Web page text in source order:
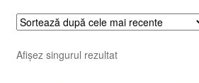
Afișez singurul rezultat